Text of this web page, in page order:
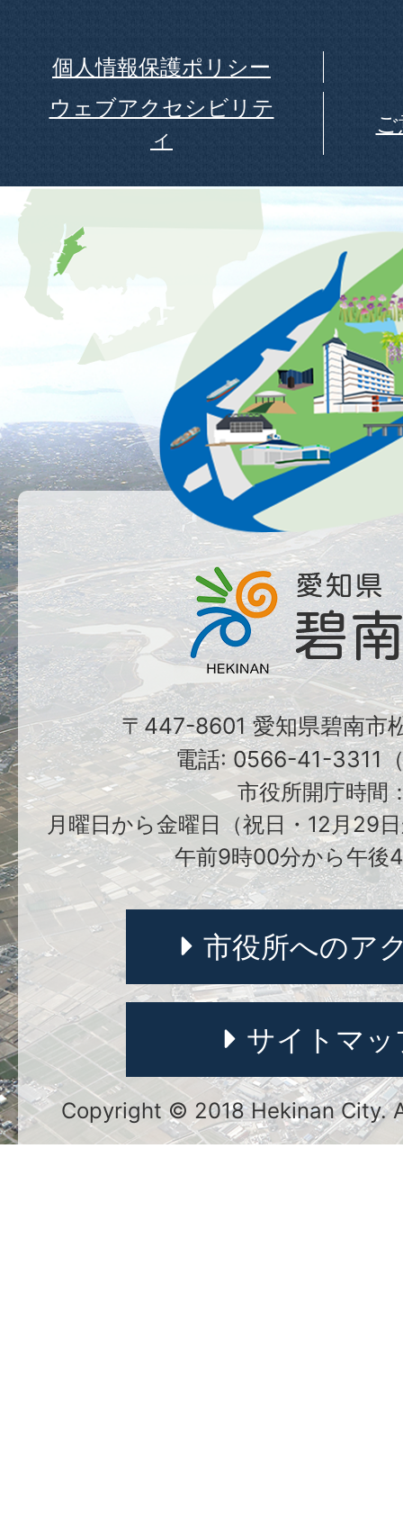
個人情報保護ポリシー
ウェブアクセシビリテ
ィ
〒447-8601 愛知県碧南市
電話: 0566-41-3311
市役所開庁時間
月曜日から金曜日（祝日・12月29
午前9時00分から午後
市役所へのア
サイトマッ
Copyright © 2018 Hekinan City.